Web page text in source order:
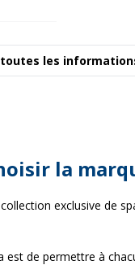
les
la
exclusive de
est de permettre à